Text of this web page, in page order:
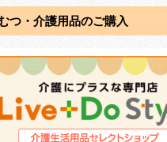
つ・介護用品のご購入